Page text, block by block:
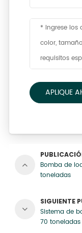
APLIQUE
Bomba de
toneladas
SIGUIENTE
Sistema de
70 toneladas